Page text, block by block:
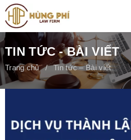
TIN TỨC - BÀI VIẾT
Trang chủ Tin tức – Bài viết